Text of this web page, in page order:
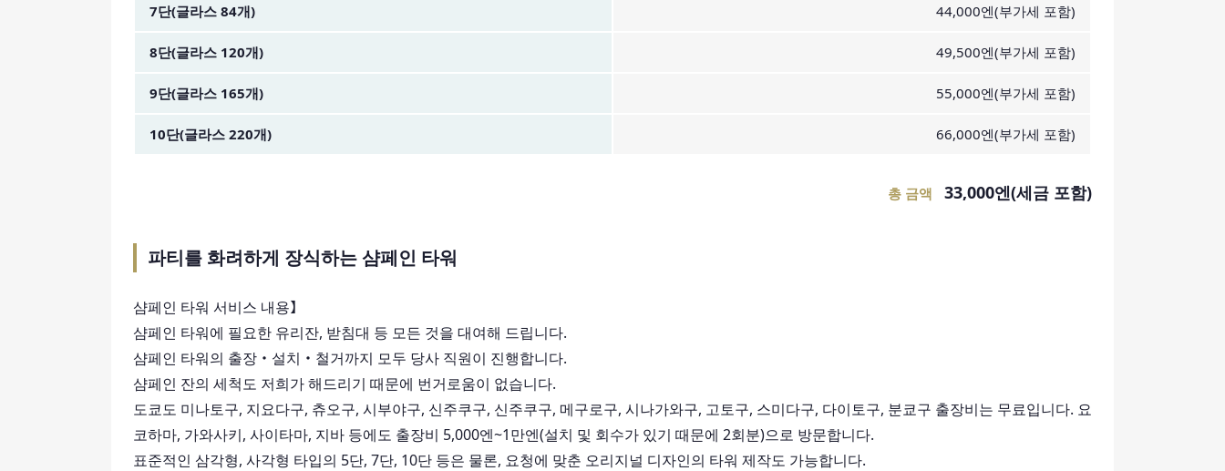
7단(글라스 84개) 44,000엔(부가세 포함)
8단(글라스 120개) 49,500엔(부가세 포함)
9단(글라스 165개) 55,000엔(부가세 포함)
10단(글라스 220개) 66,000엔(부가세 포함)
총 금액 33,000엔(세금 포함)
파티를 화려하게 장식하는 샴페인 타워
샴페인 타워 서비스 내용】
샴페인 타워에 필요한 유리잔, 받침대 등 모든 것을 대여해 드립니다.
샴페인 타워의 출장・설치・철거까지 모두 당사 직원이 진행합니다.
샴페인 잔의 세척도 저희가 해드리기 때문에 번거로움이 없습니다.
도쿄도 미나토구, 지요다구, 츄오구, 시부야구, 신주쿠구, 신주쿠구, 메구로구, 시나가와구, 고토구, 스미다구, 다이토구, 분쿄구 출장비는 무료입니다. 요
코하마, 가와사키, 사이타마, 지바 등에도 출장비 5,000엔~1만엔(설치 및 회수가 있기 때문에 2회분)으로 방문합니다.
표준적인 삼각형, 사각형 타입의 5단, 7단, 10단 등은 물론, 요청에 맞춘 오리지널 디자인의 타워 제작도 가능합니다.